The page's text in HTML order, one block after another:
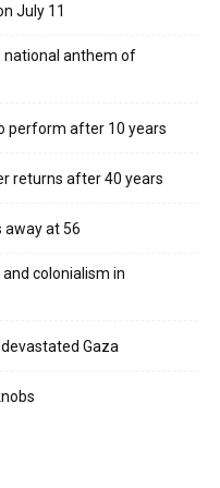
July 11
national anthem of
perform after 10 years
returns after 40 years
away at 56
and colonialism in
Gaza